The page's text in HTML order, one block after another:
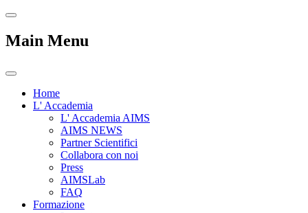
Main Menu
Home
L' Accademia
L' Accademia AIMS
AIMS NEWS
Partner Scientifici
Collabora con noi
Press
AIMSLab
FAQ
Formazione